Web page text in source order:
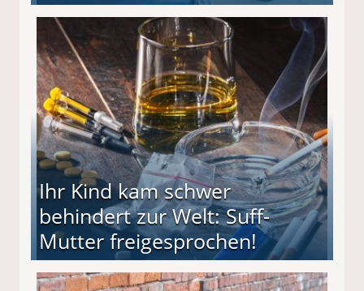
(34) in den finanziellen Ruin!
Ihr Kind kam schwer
behindert zur Welt: Suff-
Mutter freigesprochen!